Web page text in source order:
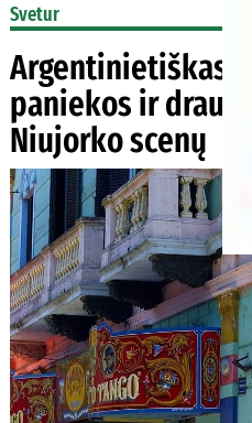
Svetur
Argentinietiškas
paniekos ir
Niujorko scenų